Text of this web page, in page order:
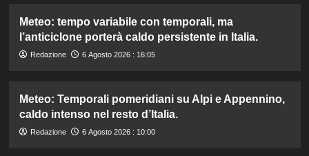
Meteo: tempo variabile con temporali, ma
l’anticiclone porterà caldo persistente in Italia.
Redazione 6 Agosto 2026 : 16:05
Meteo: Temporali pomeridiani su Alpi e Appennino,
caldo intenso nel resto d’Italia.
Redazione 6 Agosto 2026 : 10:00